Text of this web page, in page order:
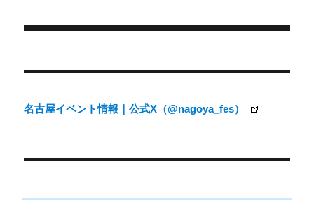
r
稿
ビ
ー
名古屋イベント情報｜公式X（@nagoya_fes）